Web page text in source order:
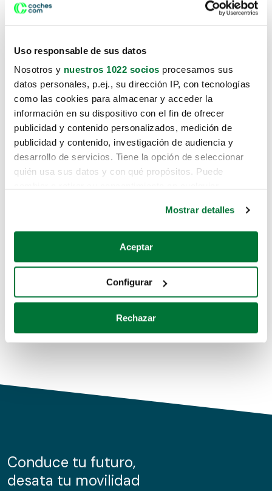
Uso responsable de sus datos
Nosotros y nuestros 1022 socios procesamos sus
datos personales, p.ej., su dirección IP, con tecnologías
como las cookies para almacenar y acceder la
información en su dispositivo con el fin de ofrecer
publicidad y contenido personalizados, medición de
publicidad y contenido, investigación de audiencia y
desarrollo de servicios. Tiene la opción de seleccionar
quién usa sus datos y con qué propósitos. Puede
Si lo permite, también quisiéramos:
Recopilar información sobre su ubicación geográfica
Identificar su dispositivo analizándolo activamente
para buscar características específicas (huellas
Obtenga más información sobre cómo se procesan sus
de cookies.
información sobre el uso que haga del sitio web con
nuestros partners de redes sociales, publicidad y análisis
Mostrar detalles
Aceptar
Configurar
Rechazar
Lo sentimos, no sabemos como
te hemos traido hasta aquí.
Pero puedes encontrar el coche que estás
buscando en alguno de estos enlaces:
Coches de segunda mano
Coches de km0
Conduce tu futuro,
desata tu movilidad